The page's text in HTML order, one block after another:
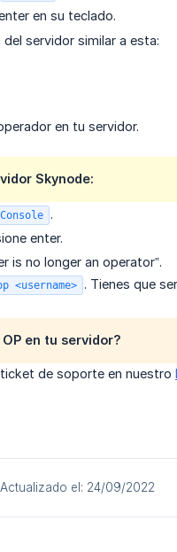
en su teclado.
servidor similar a esta:
en tu servidor.
Skynode:
Console .
enter.
is no longer an operator”.
<username> . Tienes que
en tu servidor?
de soporte en nuestro
Actualizado el: 24/09/2022